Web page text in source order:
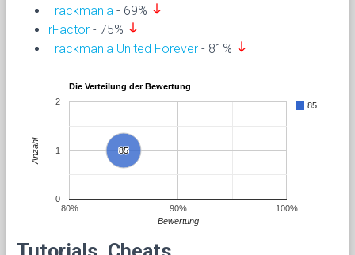
Trackmania - 69% south
rFactor - 75% south
Trackmania United Forever - 81% south
Die Verteilung der Bewertung
85
85
85
80% 90% 100%
0
1
2
Bewertung
Anzahl